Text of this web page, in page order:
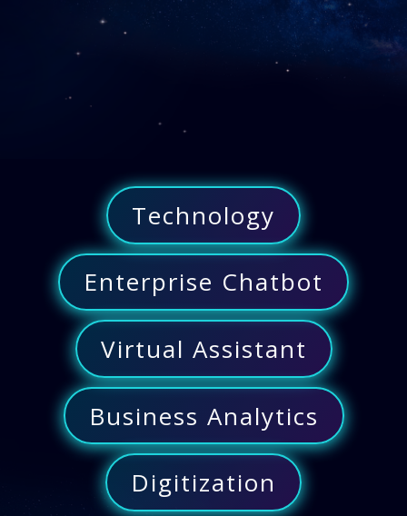
Technology
Enterprise Chatbot
Virtual Assistant
Business Analytics
Digitization